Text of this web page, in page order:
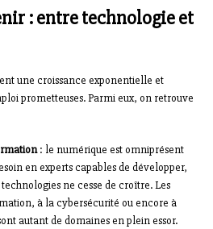
: entre technologie et
une croissance exponentielle et
prometteuses. Parmi eux, on retrouve
: le numérique est omniprésent
en experts capables de développer,
ne cesse de croître. Les
à la cybersécurité ou encore à
autant de domaines en plein essor.